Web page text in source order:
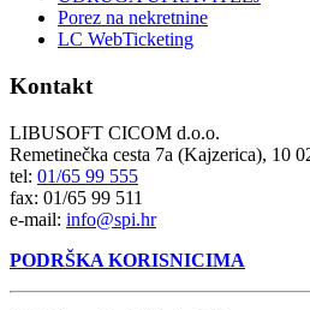
Porez na nekretnine
LC WebTicketing
Kontakt
LIBUSOFT CICOM d.o.o.
Remetinečka cesta 7a (Kajzerica), 10
tel: 01/65 99 555
fax: 01/65 99 511
e-mail: info@spi.hr
PODRŠKA KORISNICIMA